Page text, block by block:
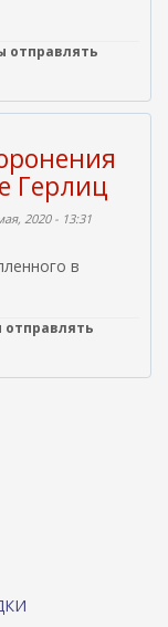
отправлять
Герлиц
2020 - 13:31
в
отправлять